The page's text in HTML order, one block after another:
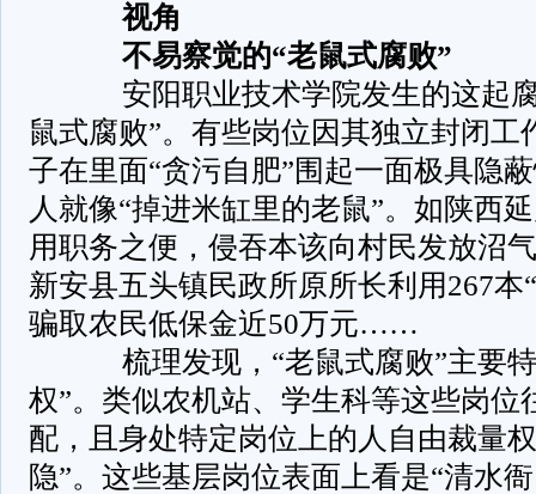
视角
不易察觉的“老鼠式腐败”
安阳职业技术学院发生的这起腐
鼠式腐败”。有些岗位因其独立封闭工
子在里面“贪污自肥”围起一面极具隐
人就像“掉进米缸里的老鼠”。如陕西
用职务之便，侵吞本该向村民发放沼
新安县五头镇民政所原所长利用267本
骗取农民低保金近50万元……
梳理发现，“老鼠式腐败”主要特
权”。类似农机站、学生科等这些岗位
配，且身处特定岗位上的人自由裁量
隐”。这些基层岗位表面上看是“清水